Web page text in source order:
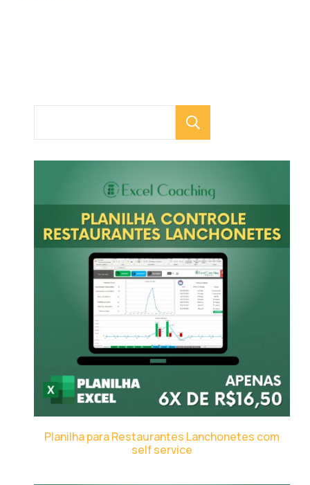
Planilha para Restaurantes Lanchonetes com
self service